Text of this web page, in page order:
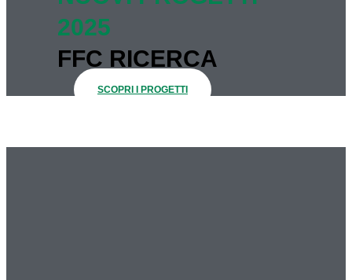
2025
FFC RICERCA
SCOPRI I PROGETTI